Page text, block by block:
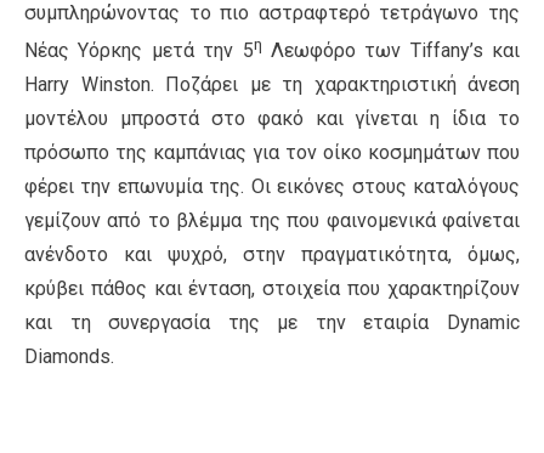
συμπληρώνοντας το πιο αστραφτερό τετράγωνο της
Νέας Υόρκης μετά την 5η Λεωφόρο των Tiffany’s και
Harry Winston. Ποζάρει με τη χαρακτηριστική άνεση
μοντέλου μπροστά στο φακό και γίνεται η ίδια το
πρόσωπο της καμπάνιας για τον οίκο κοσμημάτων που
φέρει την επωνυμία της. Οι εικόνες στους καταλόγους
γεμίζουν από το βλέμμα της που φαινομενικά φαίνεται
ανένδοτο και ψυχρό, στην πραγματικότητα, όμως,
κρύβει πάθος και ένταση, στοιχεία που χαρακτηρίζουν
και τη συνεργασία της με την εταιρία Dynamic
Diamonds.